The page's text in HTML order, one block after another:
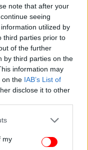
note that after your
seeing
utilized by
third parties prior to
of the further
by third parties on the
information may
on the IAB’s List of
disclose it to other
or more Google
You may click to
my